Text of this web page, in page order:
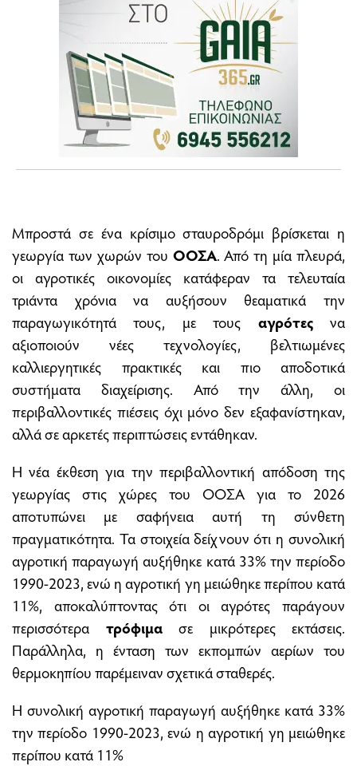
Μπροστά σε ένα κρίσιμο σταυροδρόμι βρίσκεται η
γεωργία των χωρών του ΟΟΣΑ. Από τη μία πλευρά,
οι αγροτικές οικονομίες κατάφεραν τα τελευταία
τριάντα χρόνια να αυξήσουν θεαματικά την
παραγωγικότητά τους, με τους αγρότεςνα
αξιοποιούν νέες τεχνολογίες, βελτιωμένες
καλλιεργητικές πρακτικές και πιο αποδοτικά
συστήματα διαχείρισης. Από την άλλη, οι
περιβαλλοντικές πιέσεις όχι μόνο δεν εξαφανίστηκαν,
αλλά σε αρκετές περιπτώσεις εντάθηκαν.
Η νέα έκθεση για την περιβαλλοντική απόδοση της
γεωργίας στις χώρες του ΟΟΣΑ για το 2026
αποτυπώνει με σαφήνεια αυτή τη σύνθετη
πραγματικότητα. Τα στοιχεία δείχνουν ότι η συνολική
αγροτική παραγωγή αυξήθηκε κατά 33% την περίοδο
1990-2023, ενώ η αγροτική γη μειώθηκε περίπου κατά
11%, αποκαλύπτοντας ότι οι αγρότες παράγουν
περισσότερα τρόφιμασε μικρότερες εκτάσεις.
Παράλληλα, η ένταση των εκπομπών αερίων του
θερμοκηπίου παρέμειναν σχετικά σταθερές.
Η συνολική αγροτική παραγωγή αυξήθηκε κατά 33%
την περίοδο 1990-2023, ενώ η αγροτική γη μειώθηκε
περίπου κατά 11%